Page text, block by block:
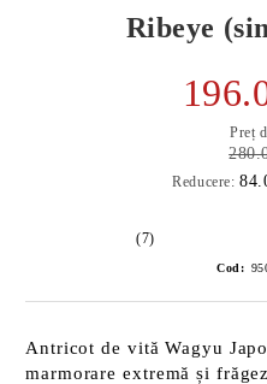
Ribeye
Preț
Reducere:
(7)
Cod:
Antricot de vită Wagyu
marmorare extremă și